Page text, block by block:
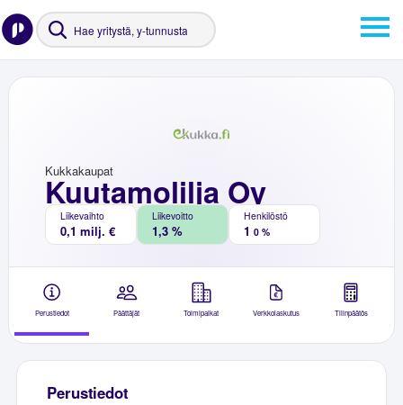
Kuutamolilja Oy
Kukkakaupat
Liikevaihto
0,1 milj. €
Liikevoitto
1,3 %
Henkilöstö
1 0 %
Perustiedot Päättäjät Toimipaikat Verkkolaskutus Tilinpäätös
Perustiedot